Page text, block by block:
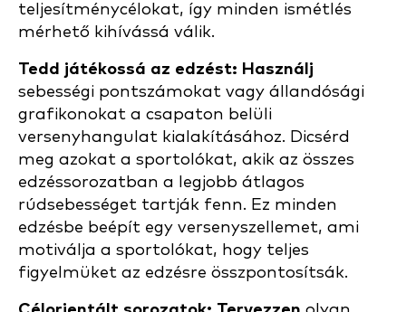
teljesítménycélokat, így minden ismétlés
mérhető kihívássá válik.
Tedd játékossá az edzést: Használj
sebességi pontszámokat vagy állandósági
grafikonokat a csapaton belüli
versenyhangulat kialakításához. Dicsérd
meg azokat a sportolókat, akik az összes
edzéssorozatban a legjobb átlagos
rúdsebességet tartják fenn. Ez minden
edzésbe beépít egy versenyszellemet, ami
motiválja a sportolókat, hogy teljes
figyelmüket az edzésre összpontosítsák.